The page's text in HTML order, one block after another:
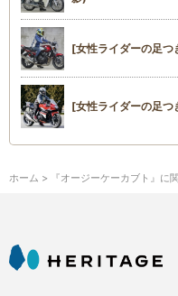
[女性ライダーの足
[女性ライダーの足
ホーム > 『オージーケーカブト』に